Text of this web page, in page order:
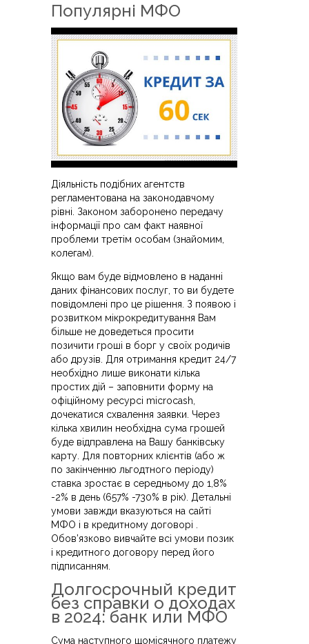
Популярні МФО
Діяльність подібних агентств
регламентована на законодавчому
рівні. Законом заборонено передачу
інформації про сам факт наявної
проблеми третім особам (знайомим,
колегам).
Якщо вам буде відмовлено в наданні
даних фінансових послуг, то ви будете
повідомлені про це рішення. З появою і
розвитком мікрокредитування Вам
більше не доведеться просити
позичити гроші в борг у своїх родичів
або друзів. Для отримання кредит 24/7
необхідно лише виконати кілька
простих дій – заповнити форму на
офіційному ресурсі microcash,
дочекатися схвалення заявки. Через
кілька хвилин необхідна сума грошей
буде відправлена на Вашу банківську
карту. Для повторних клієнтів (або ж
по закінченню льгодтного періоду)
ставка зростає в середньому до 1,8%
-2% в день (657% -730% в рік). Детальні
умови завжди вказуються на сайті
МФО і в кредитному договорі .
Обов’язково вивчайте всі умови позик
і кредитного договору перед його
підписанням.
Долгосрочный кредит
без справки о доходах
в 2024: банк или МФО
Сума наступного щомісячного платежу